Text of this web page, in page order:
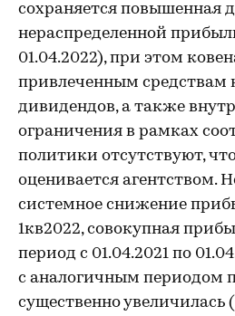
сохраняется повышенная
нераспределенной
01.04.2022), при этом
привлеченным средствам
дивидендов, а также
ограничения в рамках
политики отсутствуют,
оценивается агентством.
системное снижение
1кв2022, совокупная
период с 01.04.2021 по
с аналогичным периодом
существенно увеличилась